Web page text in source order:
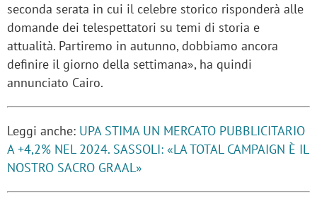
seconda serata in cui il celebre storico risponderà alle
domande dei telespettatori su temi di storia e
attualità. Partiremo in autunno, dobbiamo ancora
definire il giorno della settimana», ha quindi
annunciato Cairo.
Leggi anche: UPA STIMA UN MERCATO PUBBLICITARIO
A +4,2% NEL 2024. SASSOLI: «LA TOTAL CAMPAIGN È IL
NOSTRO SACRO GRAAL»